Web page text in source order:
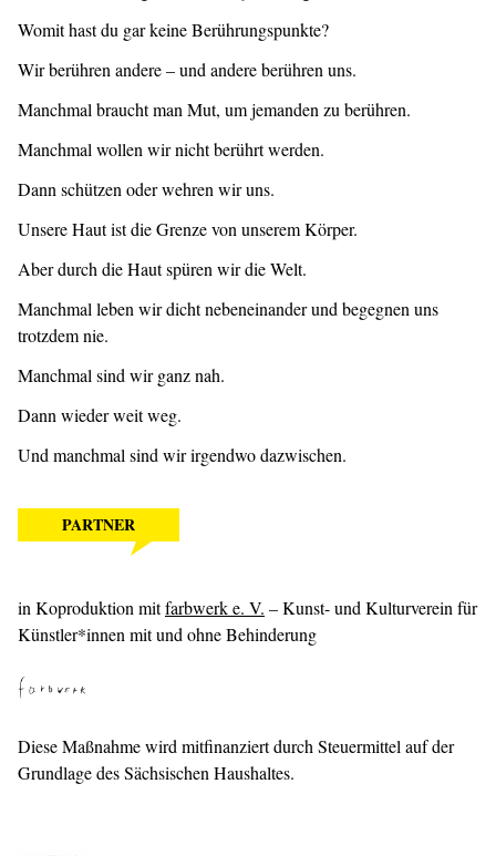
Womit hast du gar keine Berührungspunkte?
Wir berühren andere – und andere berühren uns.
Manchmal braucht man Mut, um jemanden zu berühren.
Manchmal wollen wir nicht berührt werden.
Dann schützen oder wehren wir uns.
Unsere Haut ist die Grenze von unserem Körper.
Aber durch die Haut spüren wir die Welt.
Manchmal leben wir dicht nebeneinander und begegnen uns
trotzdem nie.
Manchmal sind wir ganz nah.
Dann wieder weit weg.
Und manchmal sind wir irgendwo dazwischen.
PARTNER
in Koproduktion mitfarbwerk e. V. – Kunst- und Kulturverein für
Künstler*innen mit und ohne Behinderung
Diese Maßnahme wird mitfinanziert durch Steuermittel auf der
Grundlage des Sächsischen Haushaltes.